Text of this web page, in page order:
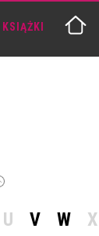
KSIĄŻKI
U V W X